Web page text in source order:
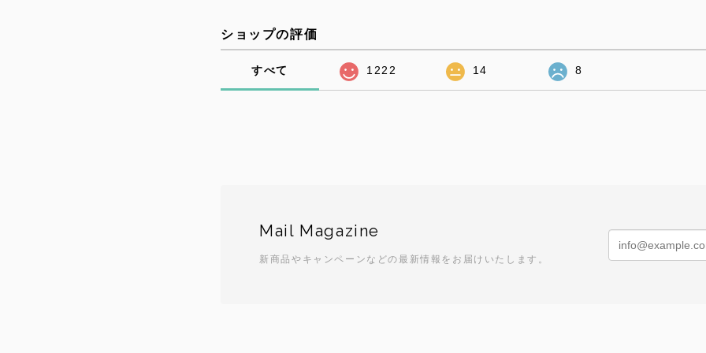
ショップの評価
すべて 1222 14 8
Mail Magazine
新商品やキャンペーンなどの最新情報をお届けいたします。